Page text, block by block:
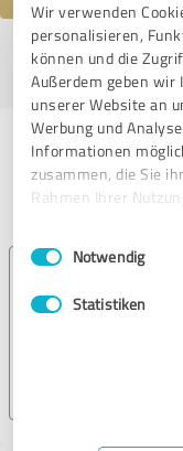
Wir verwenden
personalisieren,
können und die
Außerdem geben
unserer Website an
Werbung und
Informationen
zusammen, die Sie
Rahmen Ihrer
Impressum
Einwilligungsauswahl
Notwendig
Statistiken
Profil aktiv seit
phonea